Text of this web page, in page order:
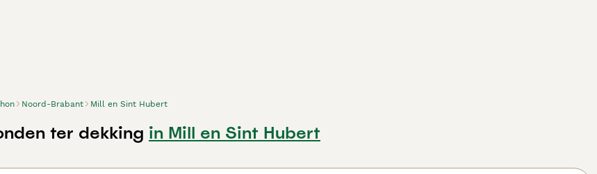
Noord-Brabant Mill en Sint Hubert
ter dekking in Mill en Sint Hubert